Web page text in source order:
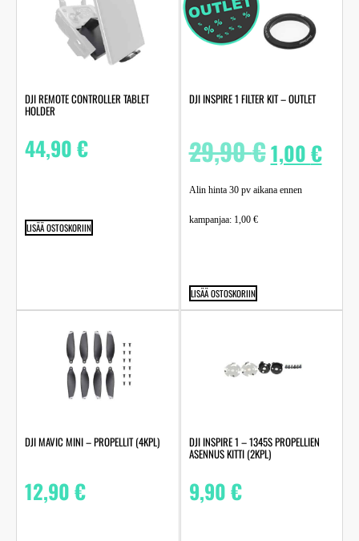
DJI REMOTE CONTROLLER TABLET
HOLDER
44,90€
LISÄÄ OSTOSKORIIN
DJI INSPIRE 1 FILTER KIT – OUTLET
29,90€1,00€
Alin hinta 30 pv aikana ennen
kampanjaa: 1,00 €
LISÄÄ OSTOSKORIIN
DJI MAVIC MINI – PROPELLIT (4KPL)
12,90€
DJI INSPIRE 1 – 1345S PROPELLIEN
ASENNUS KITTI (2KPL)
9,90€